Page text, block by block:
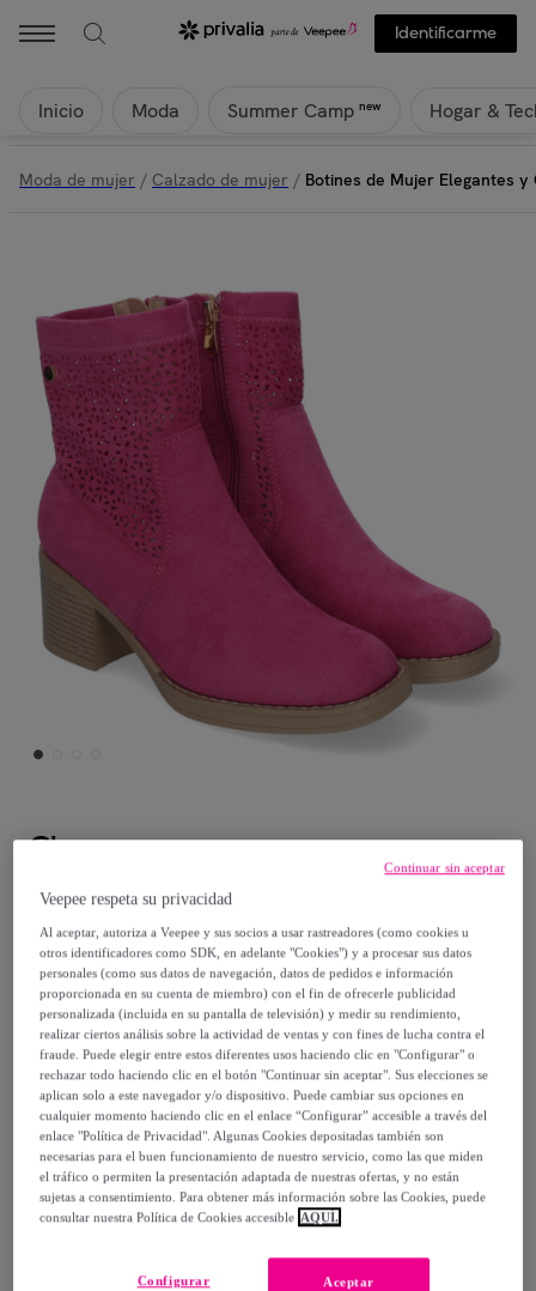
Identificarme
Inicio Moda Summer Camp new Hogar &
Moda de mujer / Calzado de mujer / Botines de Mujer Elegantes y
Clowse
Botines de Mujer Elegantes y Comodos con
Tacón Ancho
34,99 €
69,98 €
-50%
Vendido porShoes and Blues
Veepee respeta su privacidad
Al aceptar, autoriza a Veepee y sus socios a usar rastreadores (como cookies u
otros identificadores como SDK, en adelante "Cookies") y a procesar sus datos
personales (como sus datos de navegación, datos de pedidos e información
proporcionada en su cuenta de miembro) con el fin de ofrecerle publicidad
personalizada (incluida en su pantalla de televisión) y medir su rendimiento,
realizar ciertos análisis sobre la actividad de ventas y con fines de lucha contra el
fraude. Puede elegir entre estos diferentes usos haciendo clic en "Configurar" o
rechazar todo haciendo clic en el botón "Continuar sin aceptar". Sus elecciones se
aplican solo a este navegador y/o dispositivo. Puede cambiar sus opciones en
cualquier momento haciendo clic en el enlace “Configurar” accesible a través del
enlace "Política de Privacidad". Algunas Cookies depositadas también son
necesarias para el buen funcionamiento de nuestro servicio, como las que miden
el tráfico o permiten la presentación adaptada de nuestras ofertas, y no están
sujetas a consentimiento. Para obtener más información sobre las Cookies, puede
consultar nuestra Política de Cookies accesible AQUÍ.
Aceptar
Configurar
Continuar sin aceptar